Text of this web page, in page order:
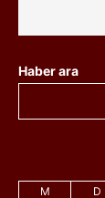
Haber ara
M D